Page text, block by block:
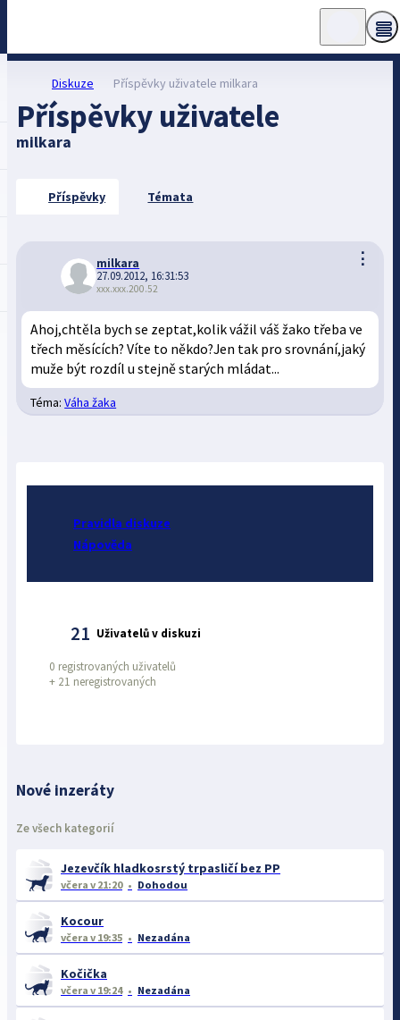
Diskuze Příspěvky uživatele milkara
Příspěvky uživatele
milkara
Příspěvky Témata
⋮
milkara
27.09.2012, 16:31:53
xxx.xxx.200.52
Ahoj,chtěla bych se zeptat,kolik vážil váš žako třeba ve
třech měsících? Víte to někdo?Jen tak pro srovnání,jaký
muže být rozdíl u stejně starých mládat...
Téma:Váha žaka
Pravidla diskuze
Nápověda
21 Uživatelů v diskuzi
0 registrovaných uživatelů
+ 21 neregistrovaných
Nové inzeráty
Ze všech kategorií
Jezevčík hladkosrstý trpasličí bez PP
včera v 21:20 Dohodou
Kocour
včera v 19:35 Nezadána
Kočička
včera v 19:24 Nezadána